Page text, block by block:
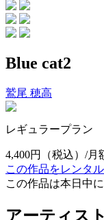
Blue cat2
鷲尾 穂高
レギュラープラン
4,400円
（税込）/月
この作品をレンタ
この作品は本日中
アーティス